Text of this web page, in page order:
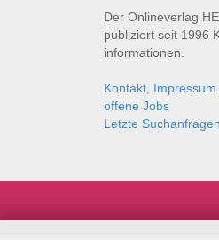
Der Onlineverlag
publiziert seit 1996
informationen.
Kontakt, Impressum
offene Jobs
Letzte Suchanfragen